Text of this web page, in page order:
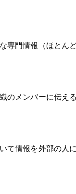
専門情報（ほとん
のメンバーに伝え
て情報を外部の人